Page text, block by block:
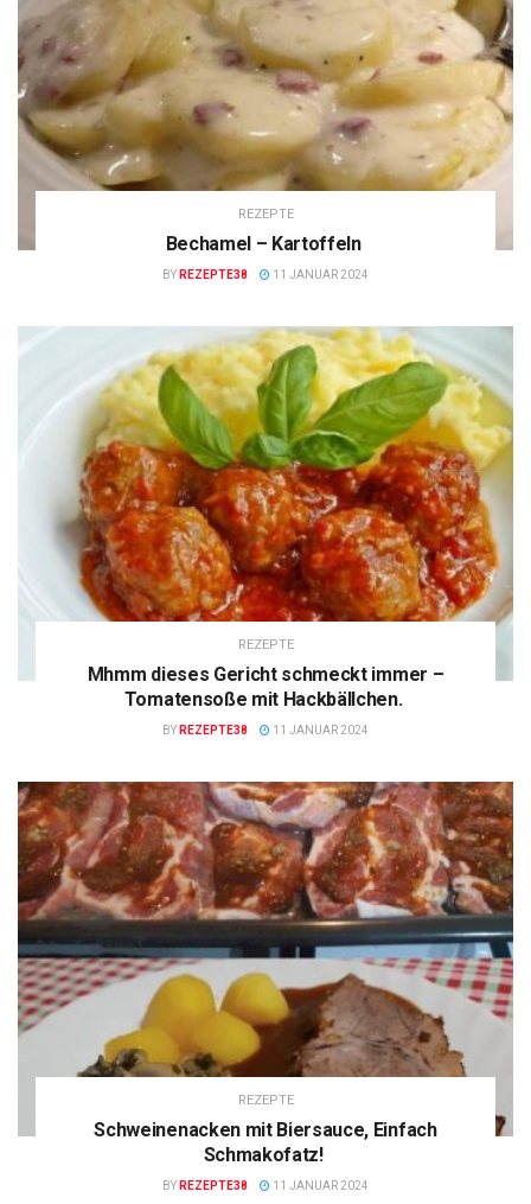
REZEPTE
Bechamel – Kartoffeln
BY REZEPTE38 11 JANUAR 2024
REZEPTE
Mhmm dieses Gericht schmeckt immer –
Tomatensoße mit Hackbällchen.
BY REZEPTE38 11 JANUAR 2024
REZEPTE
Schweinenacken mit Biersauce, Einfach
Schmakofatz!
BY REZEPTE38 11 JANUAR 2024